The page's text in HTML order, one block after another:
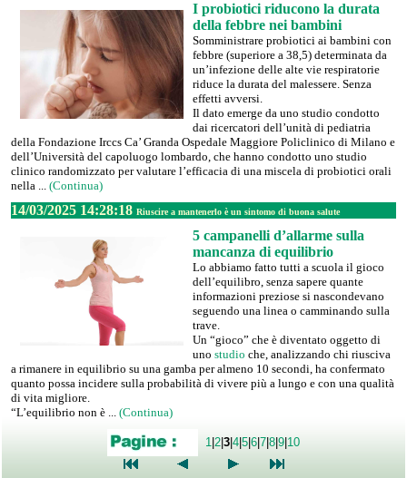
I probiotici riducono la durata
della febbre nei bambini
Somministrare probiotici ai bambini con
febbre (superiore a 38,5) determinata da
un’infezione delle alte vie respiratorie
riduce la durata del malessere. Senza
effetti avversi.
Il dato emerge da uno studio condotto
dai ricercatori dell’unità di pediatria
della Fondazione Irccs Ca’ Granda Ospedale Maggiore Policlinico di Milano e
dell’Università del capoluogo lombardo, che hanno condotto uno studio
clinico randomizzato per valutare l’efficacia di una miscela di probiotici orali
nella ... (Continua)
14/03/2025 14:28:18 Riuscire a mantenerlo è un sintomo di buona salute
5 campanelli d’allarme sulla
mancanza di equilibrio
Lo abbiamo fatto tutti a scuola il gioco
dell’equilibro, senza sapere quante
informazioni preziose si nascondevano
seguendo una linea o camminando sulla
trave.
Un “gioco” che è diventato oggetto di
uno studio che, analizzando chi riusciva
a rimanere in equilibrio su una gamba per almeno 10 secondi, ha confermato
quanto possa incidere sulla probabilità di vivere più a lungo e con una qualità
di vita migliore.
“L’equilibrio non è ... (Continua)
1 |2|3|4|5|6|7|8|9|10